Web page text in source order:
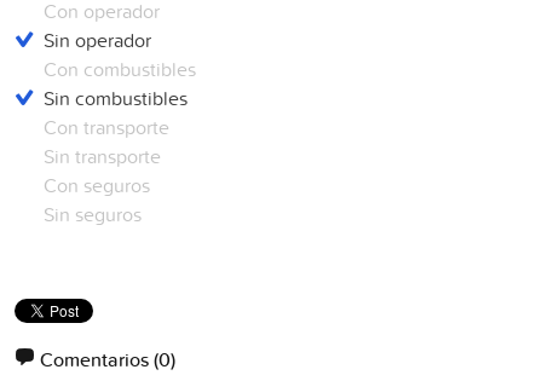
Con operador
Sin operador
Con combustibles
Sin combustibles
Con transporte
Sin transporte
Con seguros
Sin seguros
Comentarios(0)